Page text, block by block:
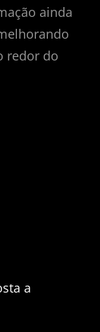
ainda
redor do
a